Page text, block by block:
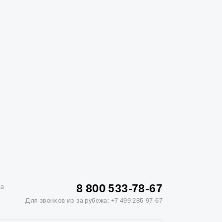
Soluxe в Москве
Отель Измайлово Альфа
8 800 533-78-67
Для звонков из-за рубежа: +7 499 285-97-67